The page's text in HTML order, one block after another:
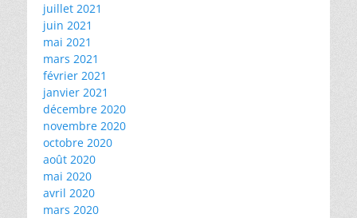
juillet 2021
juin 2021
mai 2021
mars 2021
février 2021
janvier 2021
décembre 2020
novembre 2020
octobre 2020
août 2020
mai 2020
avril 2020
mars 2020